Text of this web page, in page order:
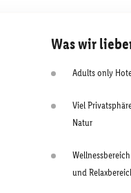
Was wir
Adults only
Viel
Natur
und